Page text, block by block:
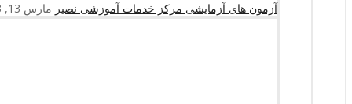
آزمون های آزمایشی مرکز خدمات آموزشی نصیر مارس 13, 2023